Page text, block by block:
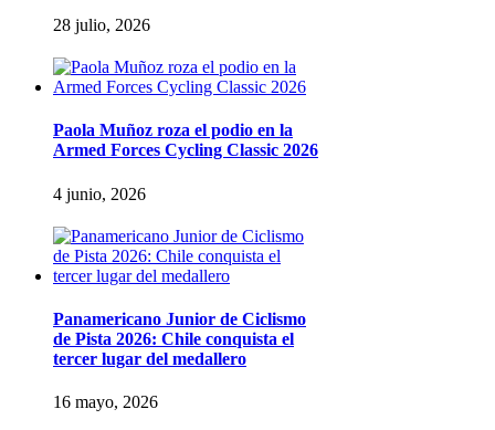
28 julio, 2026
Paola Muñoz roza el podio en la
Armed Forces Cycling Classic 2026
4 junio, 2026
Panamericano Junior de Ciclismo
de Pista 2026: Chile conquista el
tercer lugar del medallero
16 mayo, 2026